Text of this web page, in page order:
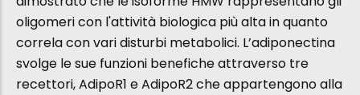
oligomeri con l'attività biologica più alta in quanto
correla con vari disturbi metabolici. L’adiponectina
svolge le sue funzioni benefiche attraverso tre
recettori, AdipoR1 e AdipoR2 che appartengono alla